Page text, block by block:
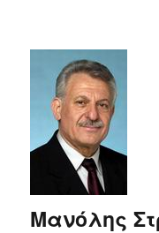
Μανόλης